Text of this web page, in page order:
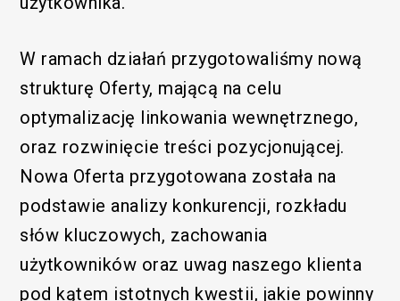
W ramach działań przygotowaliśmy nową
strukturę Oferty, mającą na celu
optymalizację linkowania wewnętrznego,
oraz rozwinięcie treści pozycjonującej.
Nowa Oferta przygotowana została na
podstawie analizy konkurencji, rozkładu
słów kluczowych, zachowania
użytkowników oraz uwag naszego klienta
pod kątem istotnych kwestii, jakie powinny